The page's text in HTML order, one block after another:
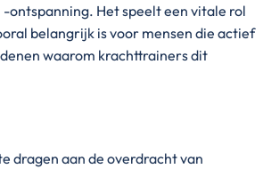
ontspanning. Het speelt een vitale rol
belangrijk is voor mensen die actief
waarom krachttrainers dit
dragen aan de overdracht van